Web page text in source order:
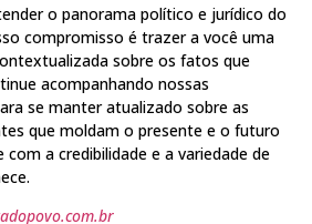
o panorama político e jurídico do
compromisso é trazer a você uma
sobre os fatos que
acompanhando nossas
se manter atualizado sobre as
que moldam o presente e o futuro
com a credibilidade e a variedade de